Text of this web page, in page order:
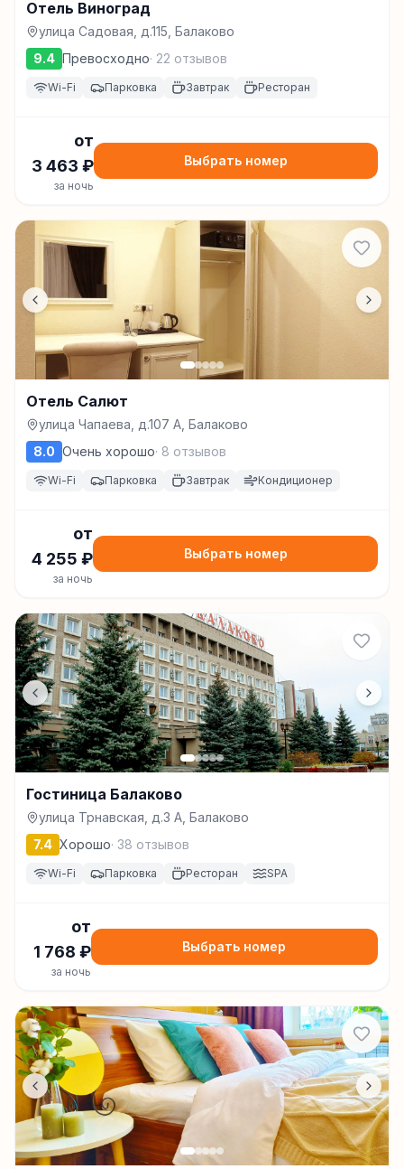
Отель Виноград
улица Садовая, д.115, Балаково
9.4 Превосходно· 22 отзывов
Wi-Fi Парковка Завтрак Ресторан
от
3 463 ₽
за ночь
Выбрать номер
Отель Салют
улица Чапаева, д.107 А, Балаково
8.0 Очень хорошо· 8 отзывов
Wi-Fi Парковка Завтрак Кондиционер
от
4 255 ₽
за ночь
Выбрать номер
Гостиница Балаково
улица Трнавская, д.3 А, Балаково
7.4 Хорошо· 38 отзывов
Wi-Fi Парковка Ресторан SPA
от
1 768 ₽
за ночь
Выбрать номер